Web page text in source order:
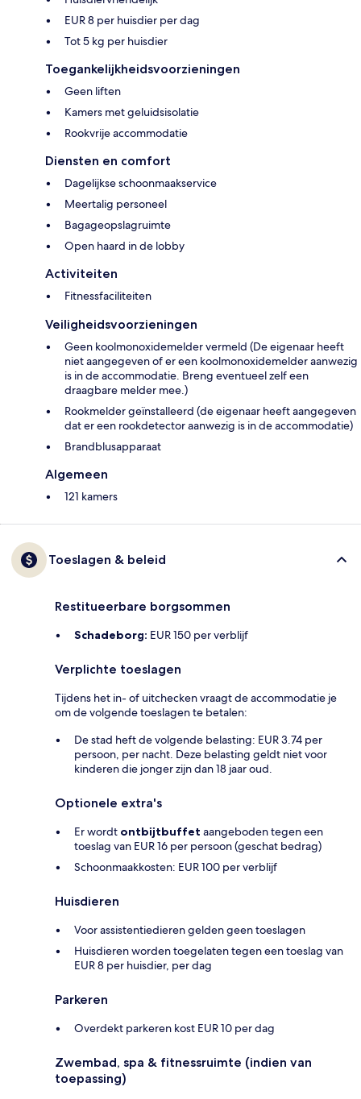
EUR 8 per huisdier per dag
Tot 5 kg per huisdier
Toegankelijkheidsvoorzieningen
Geen liften
Kamers met geluidsisolatie
Rookvrije accommodatie
Diensten en comfort
Dagelijkse schoonmaakservice
Meertalig personeel
Bagageopslagruimte
Open haard in de lobby
Activiteiten
Fitnessfaciliteiten
Veiligheidsvoorzieningen
Geen koolmonoxidemelder vermeld (De eigenaar heeft
niet aangegeven of er een koolmonoxidemelder aanwezig
is in de accommodatie. Breng eventueel zelf een
draagbare melder mee.)
Rookmelder geïnstalleerd (de eigenaar heeft aangegeven
dat er een rookdetector aanwezig is in de accommodatie)
Brandblusapparaat
Algemeen
121 kamers
Toeslagen & beleid
Restitueerbare borgsommen
Schadeborg: EUR 150 per verblijf
Verplichte toeslagen
Tijdens het in- of uitchecken vraagt de accommodatie je
om de volgende toeslagen te betalen:
De stad heft de volgende belasting: EUR 3.74 per
persoon, per nacht. Deze belasting geldt niet voor
kinderen die jonger zijn dan 18 jaar oud.
Optionele extra's
Er wordt ontbijtbuffet aangeboden tegen een
toeslag van EUR 16 per persoon (geschat bedrag)
Schoonmaakkosten: EUR 100 per verblijf
Huisdieren
Voor assistentiedieren gelden geen toeslagen
Huisdieren worden toegelaten tegen een toeslag van
EUR 8 per huisdier, per dag
Parkeren
Overdekt parkeren kost EUR 10 per dag
Zwembad, spa & fitnessruimte (indien van
toepassing)